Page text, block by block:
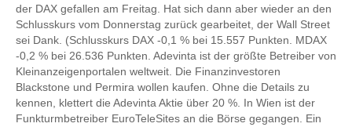
der DAX gefallen am Freitag. Hat sich dann aber wieder an den
Schlusskurs vom Donnerstag zurück gearbeitet, der Wall Street
sei Dank. (Schlusskurs DAX -0,1 % bei 15.557 Punkten. MDAX
-0,2 % bei 26.536 Punkten. Adevinta ist der größte Betreiber von
Kleinanzeigenportalen weltweit. Die Finanzinvestoren
Blackstone und Permira wollen kaufen. Ohne die Details zu
kennen, klettert die Adevinta Aktie über 20 %. In Wien ist der
Funkturmbetreiber EuroTeleSites an die Börse gegangen. Ein